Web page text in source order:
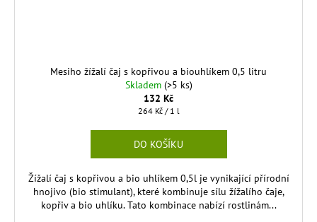
Mesiho žížalí čaj s kopřivou a biouhlíkem 0,5 litru
Skladem (>5 ks)
132 Kč
Měrná
264 Kč / 1 l
DO KOŠÍKU
Žížalí čaj s kopřivou a bio uhlíkem 0,5l je vynikající přírodní
hnojivo (bio stimulant), které kombinuje sílu žížalího čaje,
kopřiv a bio uhlíku. Tato kombinace nabízí rostlinám...